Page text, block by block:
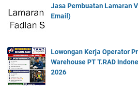
Jasa Pembuatan Lamaran
Email)
Lowongan Kerja Operator
Warehouse PT T.RAD
2026